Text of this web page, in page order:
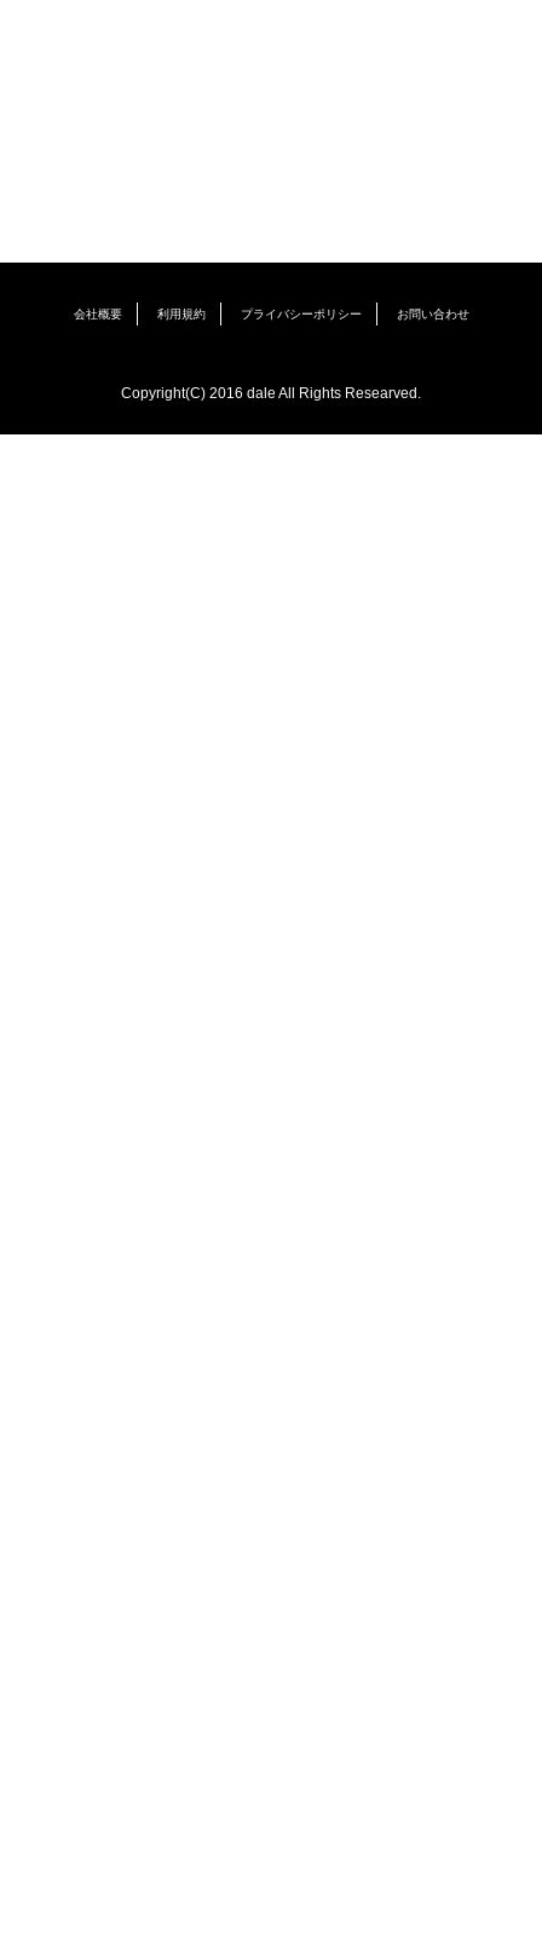
会社概要 利用規約 プライバシーポリシー お問い合わせ
Copyright(C) 2016 dale All Rights Researved.